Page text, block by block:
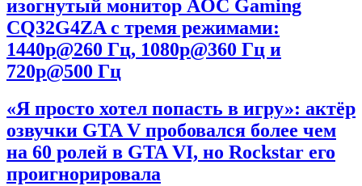
изогнутый монитор AOC Gaming
CQ32G4ZA с тремя режимами:
1440p@260 Гц, 1080p@360 Гц и
720p@500 Гц
«Я просто хотел попасть в игру»: актёр
озвучки GTA V пробовался более чем
на 60 ролей в GTA VI, но Rockstar его
проигнорировала